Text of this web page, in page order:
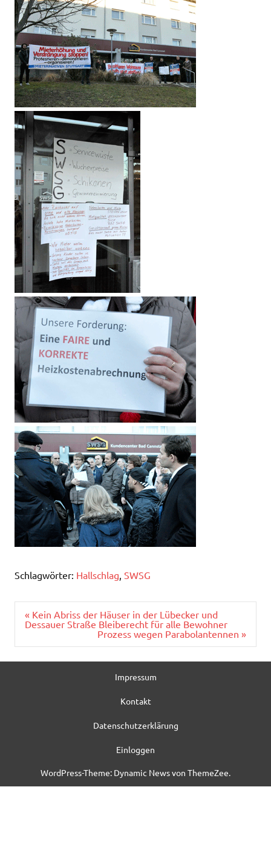
Schlagwörter: Hallschlag SWSG
Beitragsnavigation
« Kein Abriss der Häuser in der Lübecker und
Dessauer Straße Bleiberecht für alle Bewohner
Prozess wegen Parabolantennen »
Impressum
Kontakt
Datenschutzerklärung
Einloggen
WordPress-Theme: Dynamic News von ThemeZee.